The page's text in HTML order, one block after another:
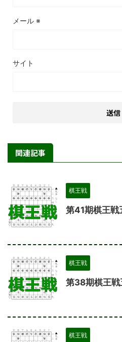
メール ※
サイト
関連記事
棋王戦
第41期棋王
棋王戦
第38期棋王
棋王戦